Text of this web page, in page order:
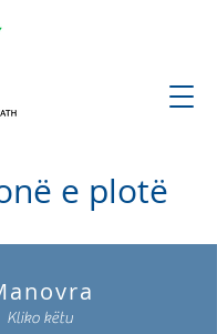
e plotë
Kliko këtu